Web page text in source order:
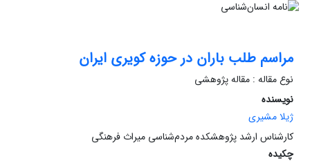
مراسم طلب باران در حوزه کویری ایران
نوع مقاله : مقاله پژوهشی
نویسنده
ژیلا مشیری
کارشناس ارشد پژوهشکده مردم‌شناسی میراث فرهنگی
چکیده